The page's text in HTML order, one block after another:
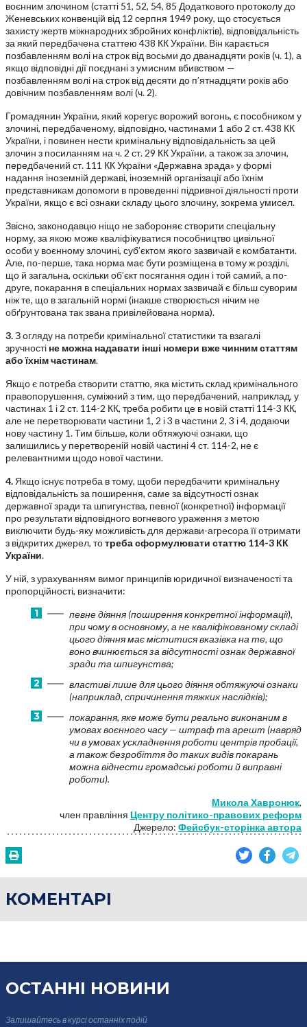
воєнним злочином (статті 51, 52, 54, 85 Додаткового протоколу до
Женевських конвенцій від 12 серпня 1949 року, що стосується
захисту жертв міжнародних збройних конфліктів), відповідальність
за який передбачена статтею 438 КК України. Він карається
позбавленням волі на строк від восьми до дванадцяти років (ч. 1), а
якщо відповідні дії поєднані з умисним вбивством —
позбавленням волі на строк від десяти до п’ятнадцяти років або
довічним позбавленням волі (ч. 2).
Громадянин України, який корегує ворожий вогонь, є пособником у
злочині, передбаченому, відповідно, частинами 1 або 2 ст. 438 КК
України, і повинен нести кримінальну відповідальність за цей
злочин з посиланням на ч. 2 ст. 29 КК України, а також за злочин,
передбачений ст. 111 КК України «Державна зрада» у формі
надання іноземній державі, іноземній організації або їхнім
представникам допомоги в проведенні підривної діяльності проти
України, якщо є всі ознаки складу цього злочину, зокрема умисел.
Звісно, законодавцю ніщо не забороняє створити спеціальну
норму, за якою може кваліфікуватися пособництво цивільної
особи у воєнному злочині, суб’єктом якого зазвичай є комбатанти.
Але, по-перше, така норма має бути розміщена в тому ж розділі,
що й загальна, оскільки об’єкт посягання один і той самий, а по-
друге, покарання в спеціальних нормах зазвичай є більш суворим
ніж те, що в загальній нормі (інакше створюється нічим не
обґрунтована так звана привілейована норма).
3.З огляду на потреби кримінальної статистики та взагалі
зручності не можна надавати інші номери вже чинним статтям
або їхнім частинам.
Якщо є потреба створити статтю, яка містить склад кримінального
правопорушення, суміжний з тим, що передбачений, наприклад, у
частинах 1 і 2 ст. 114-2 КК, треба робити це в новій статті 114-3 КК,
але не перетворювати частини 1, 2 і 3 в частини 2, 3 і 4, додаючи
нову частину 1. Тим більше, коли обтяжуючі ознаки, що
залишились у перетвореній новій частині 4 ст. 114-2, не є
релевантними щодо нової частини.
4. Якщо існує потреба в тому, щоби передбачити кримінальну
відповідальність за поширення, саме за відсутності ознак
державної зради та шпигунства, певної (конкретної) інформації
про результати відповідного вогневого ураження з метою
виключити будь-яку можливість для держави-агресора її отримати
з відкритих джерел, тотреба сформулювати статтю 114-3 КК
України.
У ній, з урахуванням вимог принципів юридичної визначеності та
пропорційності, визначити:
певне діяння (поширення конкретної інформації),
при чому в основному, а не кваліфікованому складі
цього діяння має міститися вказівка на те, що
воно вчинюється за відсутності ознак державної
зради та шпигунства;
властиві лише для цього діяння обтяжуючі ознаки
(наприклад, спричинення тяжких наслідків);
покарання, яке може бути реально виконаним в
умовах воєнного часу — штраф та арешт (навряд
чи в умовах ускладнення роботи центрів пробації,
а також безробіття до таких видів покарань
можна віднести громадські роботи й виправні
роботи).
Микола Хавронюк,
член правління Центру політико-правових реформ
Джерело: Фейсбук-сторінка автора
КОМЕНТАРІ
ОСТАННІ НОВИНИ
Залишайтесь в курсіостанніх подій